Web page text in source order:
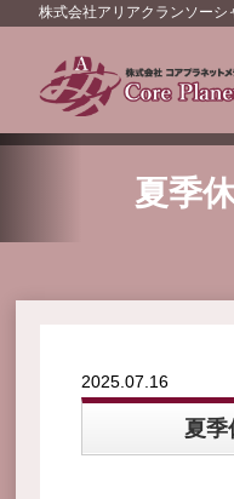
株式会社アリアクランソー
夏季
2025.07.16
夏季